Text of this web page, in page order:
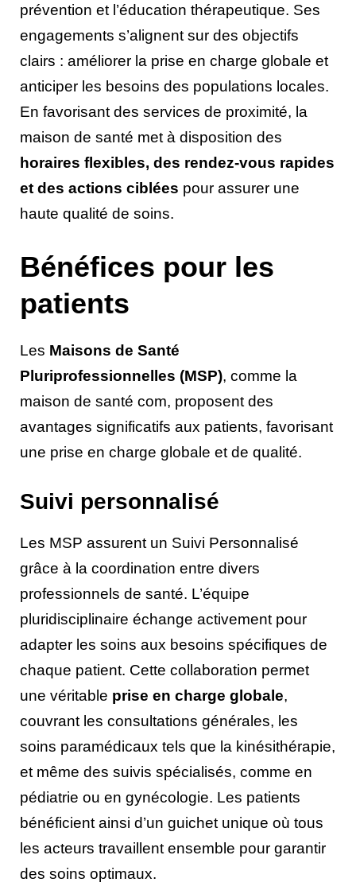
prévention et l’éducation thérapeutique. Ses
engagements s’alignent sur des objectifs
clairs : améliorer la prise en charge globale et
anticiper les besoins des populations locales.
En favorisant des services de proximité, la
maison de santé met à disposition des
horaires flexibles, des rendez-vous rapides
et des actions ciblées pour assurer une
haute qualité de soins.
Bénéfices pour les
patients
Les Maisons de Santé
Pluriprofessionnelles (MSP), comme la
maison de santé com, proposent des
avantages significatifs aux patients, favorisant
une prise en charge globale et de qualité.
Suivi personnalisé
Les MSP assurent un Suivi Personnalisé
grâce à la coordination entre divers
professionnels de santé. L’équipe
pluridisciplinaire échange activement pour
adapter les soins aux besoins spécifiques de
chaque patient. Cette collaboration permet
une véritable prise en charge globale,
couvrant les consultations générales, les
soins paramédicaux tels que la kinésithérapie,
et même des suivis spécialisés, comme en
pédiatrie ou en gynécologie. Les patients
bénéficient ainsi d’un guichet unique où tous
les acteurs travaillent ensemble pour garantir
des soins optimaux.